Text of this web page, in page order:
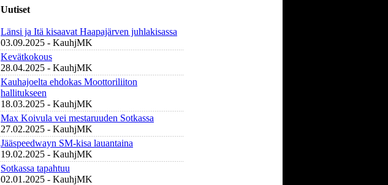
Uutiset
Länsi ja Itä kisaavat Haapajärven juhlakisassa
03.09.2025 - KauhjMK
Kevätkokous
28.04.2025 - KauhjMK
Kauhajoelta ehdokas Moottoriliiton
hallitukseen
18.03.2025 - KauhjMK
Max Koivula vei mestaruuden Sotkassa
27.02.2025 - KauhjMK
Jääspeedwayn SM-kisa lauantaina
19.02.2025 - KauhjMK
Sotkassa tapahtuu
02.01.2025 - KauhjMK